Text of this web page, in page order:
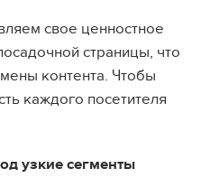
свое ценностное
страницы, что
контента. Чтобы
каждого посетителя
узкие сегменты